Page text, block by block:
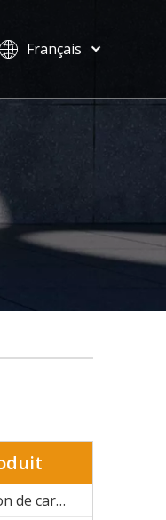
Français
ไทย
Pусский
Machine de fabrication de cartons rigides automatique